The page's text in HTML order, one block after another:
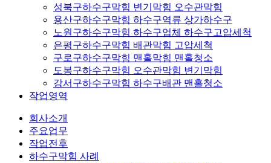
성북구하수구막힘 변기막힘 오수관막힘
용산구하수구막힘 하수구역류 상가하수구
노원구하수구막힘 하수구업체 하수구고압세척
은평구하수구막힘 배관막힘 고압세척
구로구하수구막힘 맨홀막힘 맨홀청소
도봉구하수구막힘 오수관막힘 변기막힘
강서구하수구막힘 하수구배관 맨홀청소
작업영역
회사소개
주요업무
작업전후
하수구막힘 사례